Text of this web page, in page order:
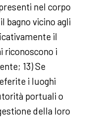
nel corpo
bagno vicino agli
il
riconoscono i
13) Se
i luoghi
portuali o
della loro